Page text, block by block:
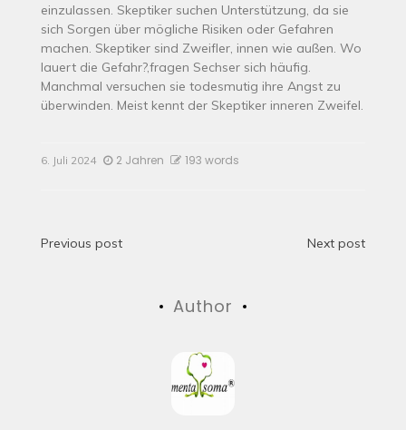
einzulassen. Skeptiker suchen Unterstützung, da sie
sich Sorgen über mögliche Risiken oder Gefahren
machen. Skeptiker sind Zweifler, innen wie außen. Wo
lauert die Gefahr?,fragen Sechser sich häufig.
Manchmal versuchen sie todesmutig ihre Angst zu
überwinden. Meist kennt der Skeptiker inneren Zweifel.
6. Juli 2024 2 Jahren 193 words
Beitrags-
Previous post Next post
Author